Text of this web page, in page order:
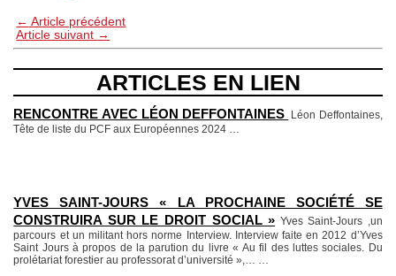
← Article précédent
Article suivant →
ARTICLES EN LIEN
RENCONTRE AVEC LÉON DEFFONTAINES
Léon Deffontaines,
Tête de liste du PCF aux Européennes 2024 …
YVES SAINT-JOURS « LA PROCHAINE SOCIÉTÉ SE
CONSTRUIRA SUR LE DROIT SOCIAL » Yves Saint-Jours ,un
parcours et un militant hors norme Interview. Interview faite en 2012 d’Yves
Saint Jours à propos de la parution du livre « Au fil des luttes sociales. Du
prolétariat forestier au professorat d’université »,… …